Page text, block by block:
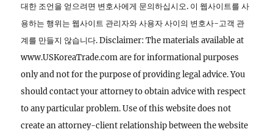
대한 조언을 얻으려면 변호사에게 문의하십시오. 이 웹사이트를 사
용하는 행위는 웹사이트 관리자와 사용자 사이의 변호사-고객 관
계를 만들지 않습니다. Disclaimer: The materials available at
www.USKoreaTrade.com are for informational purposes
only and not for the purpose of providing legal advice. You
should contact your attorney to obtain advice with respect
to any particular problem. Use of this website does not
create an attorney-client relationship between the website